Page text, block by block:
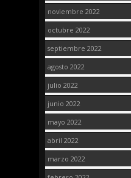
noviembre 2022
octubre 2022
septiembre 2022
agosto 2022
julio 2022
junio 2022
mayo 2022
abril 2022
marzo 2022